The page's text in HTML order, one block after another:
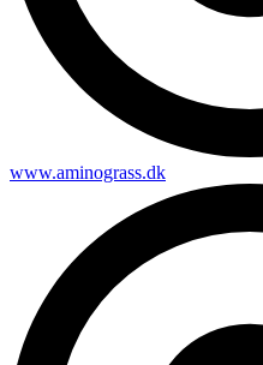
www.aminograss.dk